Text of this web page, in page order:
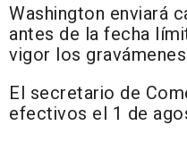
Washington enviará
antes de la fecha
vigor los
El secretario de
efectivos el 1 de